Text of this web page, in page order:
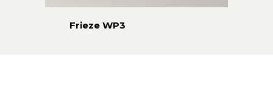
Frieze WP3